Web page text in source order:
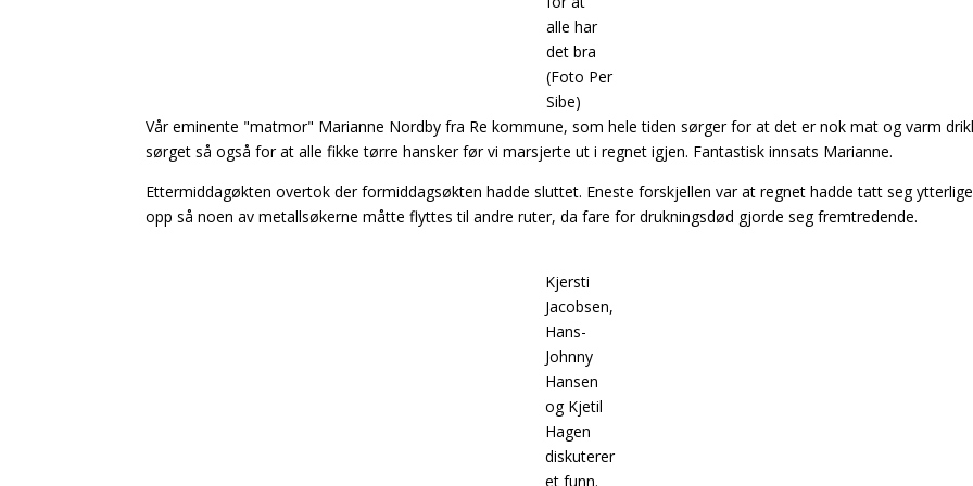
alle har
det bra
(Foto Per
Sibe)
Vår eminente "matmor" Marianne Nordby fra Re kommune, som hele tiden sørger for at det er nok mat og varm
sørget så også for at alle fikke tørre hansker før vi marsjerte ut i regnet igjen. Fantastisk innsats Marianne.
Ettermiddagøkten overtok der formiddagsøkten hadde sluttet. Eneste forskjellen var at regnet hadde tatt seg
opp så noen av metallsøkerne måtte flyttes til andre ruter, da fare for drukningsdød gjorde seg fremtredende.
Kjersti
Jacobsen,
Hans-
Johnny
Hansen
og Kjetil
Hagen
diskuterer
et funn.